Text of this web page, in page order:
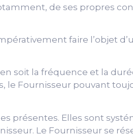
de ses propres
faire l’objet
soit la fréquence et la
le Fournisseur pouvant
présentes. Elles sont
Le Fournisseur se